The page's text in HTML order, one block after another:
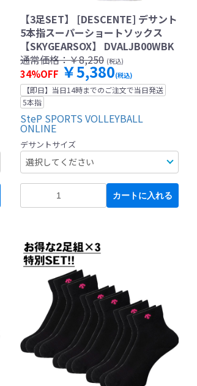
【3足SET】 [DESCENTE] デサント
5本指スーパーショートソックス
【SKYGEARSOX】 DVALJB00WBK
通常価格：￥8,250 (税込)
34%OFF ￥5,380(税込)
【即日】当日14時までのご注文で当日発送
5本指
SteP SPORTS VOLLEYBALL
ONLINE
デサントサイズ
カートに入れる